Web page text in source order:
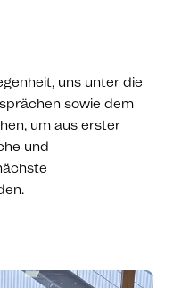
uns unter die
sowie dem
um aus erster
und